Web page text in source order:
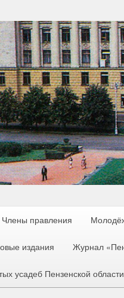
Члены правления
издания Журнал
усадеб Пензенской области